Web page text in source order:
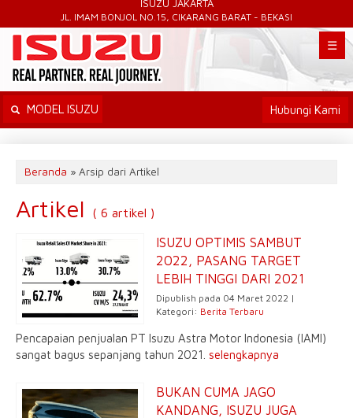
ISUZU JAKARTA
JL. IMAM BONJOL NO.15, CIKARANG BARAT - BEKASI
☰
MODEL ISUZU Hubungi Kami
Beranda » Arsip dari Artikel
Artikel ( 6 artikel )
ISUZU OPTIMIS SAMBUT
2022, PASANG TARGET
LEBIH TINGGI DARI 2021
Dipublish pada 04 Maret 2022 |
Kategori: Berita Terbaru
Pencapaian penjualan PT Isuzu Astra Motor Indonesia (IAMI)
sangat bagus sepanjang tahun 2021. selengkapnya
BUKAN CUMA JAGO
KANDANG, ISUZU JUGA